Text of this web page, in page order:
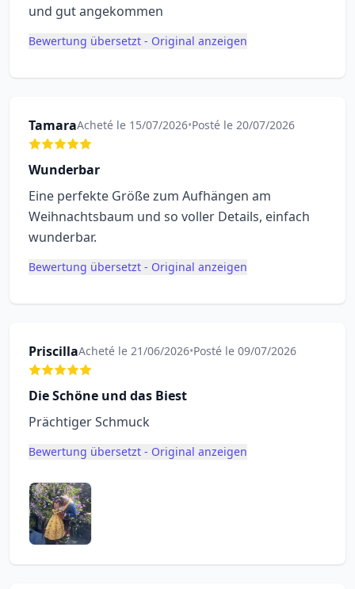
und gut angekommen
Bewertung übersetzt - Original anzeigen
TamaraAcheté le 15/07/2026•Posté le 20/07/2026
Wunderbar
Eine perfekte Größe zum Aufhängen am
Weihnachtsbaum und so voller Details, einfach
wunderbar.
Bewertung übersetzt - Original anzeigen
PriscillaAcheté le 21/06/2026•Posté le 09/07/2026
Die Schöne und das Biest
Prächtiger Schmuck
Bewertung übersetzt - Original anzeigen